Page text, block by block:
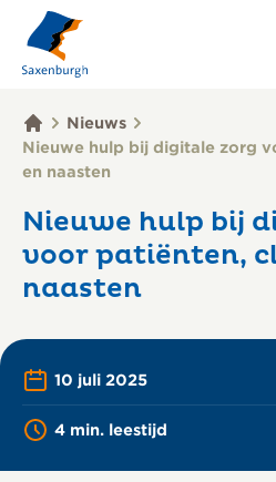
Nieuws
Nieuwe hulp bij digitale zorg
en naasten
Nieuwe hulp bij
voor patiënten,
naasten
10 juli 2025
4 min. leestijd
Printen